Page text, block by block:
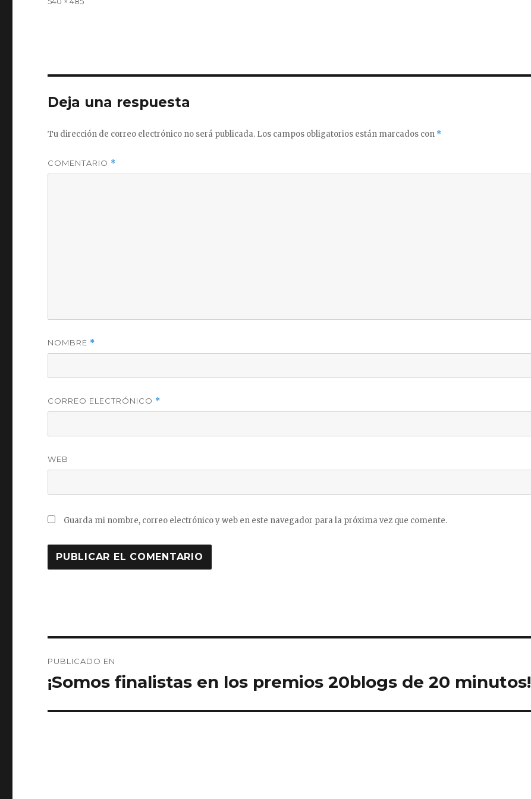
Deja una respuesta
Tu dirección de correo electrónico no será publicada. Los campos obligatorios están marcados con *
COMENTARIO *
NOMBRE *
CORREO ELECTRÓNICO *
WEB
Guarda mi nombre, correo electrónico y web en este navegador para la próxima vez que comente.
de
PUBLICADO EN
¡Somos finalistas en los premios 20blogs de 20 minutos!